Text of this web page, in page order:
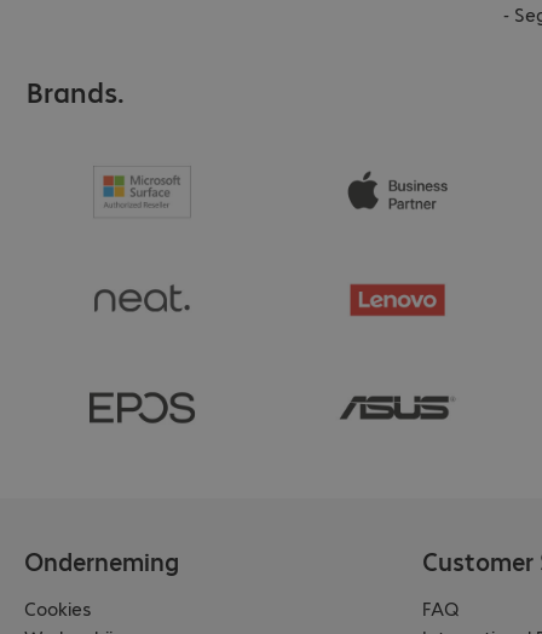
-
Brands.
Onderneming
Cookies
Customer
FAQ